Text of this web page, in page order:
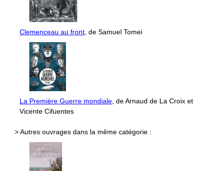
Clemenceau au front , de Samuel Tomei
La Première Guerre mondiale , de Arnaud de La Croix et
Vicente Cifuentes
> Autres ouvrages dans la même catégorie :